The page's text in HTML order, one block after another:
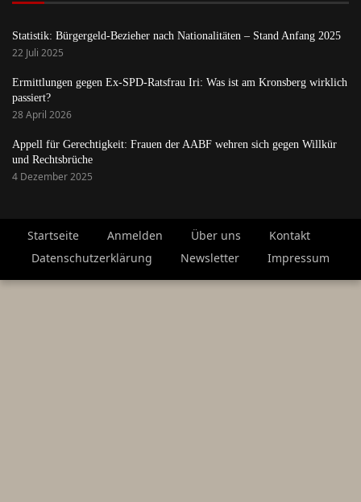
Statistik: Bürgergeld-Bezieher nach Nationalitäten – Stand Anfang 2025
22 Juli 2025
Ermittlungen gegen Ex-SPD-Ratsfrau Iri: Was ist am Kronsberg wirklich
passiert?
28 April 2026
Appell für Gerechtigkeit: Frauen der AABF wehren sich gegen Willkür
und Rechtsbrüche
4 Dezember 2025
Startseite Anmelden Über uns
Kontakt
Datenschutzerklärung
Newsletter Impressum